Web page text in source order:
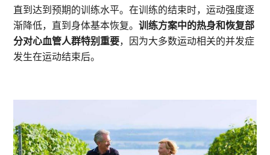
直到达到预期的训练水平。在训练的结束时，运动强度逐
渐降低，直到身体基本恢复。训练方案中的热身和恢复部
分对心血管人群特别重要，因为大多数运动相关的并发症
发生在运动结束后。